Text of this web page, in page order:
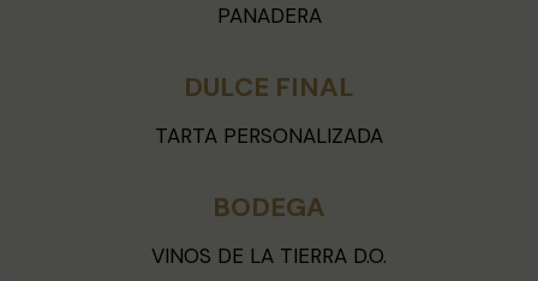
PANADERA
DULCE FINAL
TARTA PERSONALIZADA
BODEGA
VINOS DE LA TIERRA D.O.